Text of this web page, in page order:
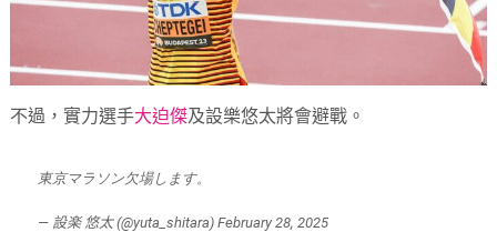
不過，實力選手大迫傑及設樂悠太將會避戰。
東京マラソン欠場します。
— 設楽 悠太 (@yuta_shitara)February 28, 2025